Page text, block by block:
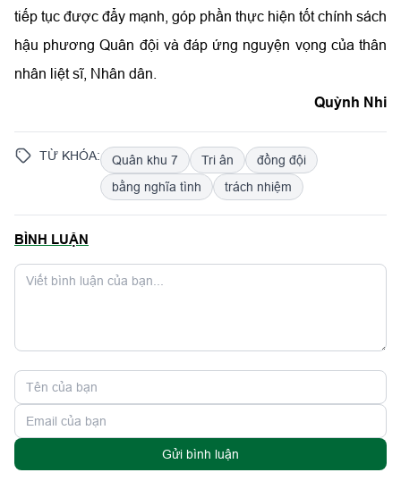
tiếp tục được đẩy mạnh, góp phần thực hiện tốt chính sách
hậu phương Quân đội và đáp ứng nguyện vọng của thân
nhân liệt sĩ, Nhân dân.
Quỳnh Nhi
TỪ KHÓA: Quân khu 7 Tri ân
đồng đội
bằng nghĩa tình
trách nhiệm
BÌNH LUẬN
Gửi bình luận